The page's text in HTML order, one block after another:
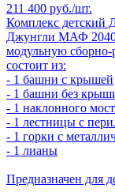
211 400 руб./шт.
Комплекс
Джунгли МАФ
модульную
состоит из:
- 1 башни с крышей
- 1 башни без
- 1 наклонного
- 1 лестницы с
- 1 горки с
- 1 лианы
Предназначен для